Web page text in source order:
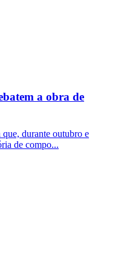
a obra de
durante outubro e
de compo...